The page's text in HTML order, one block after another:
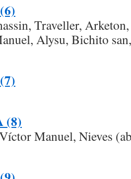
Traveller,
Alysu, Bichito
(8)
Manuel, Nieves